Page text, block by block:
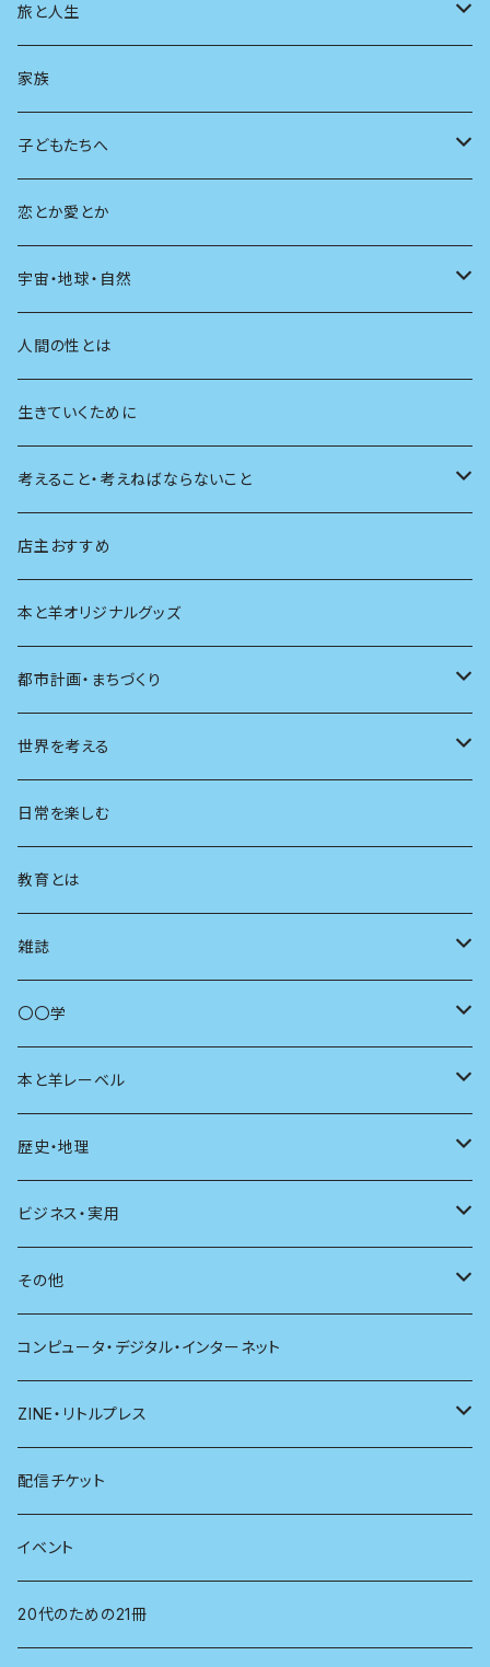
スポーツ
AIと社会
広告
アニメ
日本の芸能
その他
健康
日常生活
学ぶ楽しみ
過去
現在
未来
旅と人生
旅
人生
家族
子どもたちへ
教育
友達
学校
恋とか愛とか
宇宙・地球・自然
動物
植物
天体
生物
人間の性とは
生きていくために
考えること・考えねばならないこと
創元社 シリーズ「あいだで考える」
店主おすすめ
本と羊オリジナルグッズ
都市計画・まちづくり
都市
地方
まちづくり
コミュニティ
商いとは
世界を考える
思想
日常を楽しむ
教育とは
雑誌
母の友
ユリイカ
現代思想
新潮
別冊太陽
〇〇学
動物
自然
科学
社会
哲学
医学
看護学
心理学
経営学
言語学
本と羊レーベル
電子版（EPub）
電子版（PDF）
歴史・地理
歴史
地理
ビジネス・実用
雷鳥社辞典シリーズ
その他
珈琲
雑貨
コンピュータ・デジタル・インターネット
ZINE・リトルプレス
電子版（EPub）
電子版（PDF）
配信チケット
イベント
20代のための21冊